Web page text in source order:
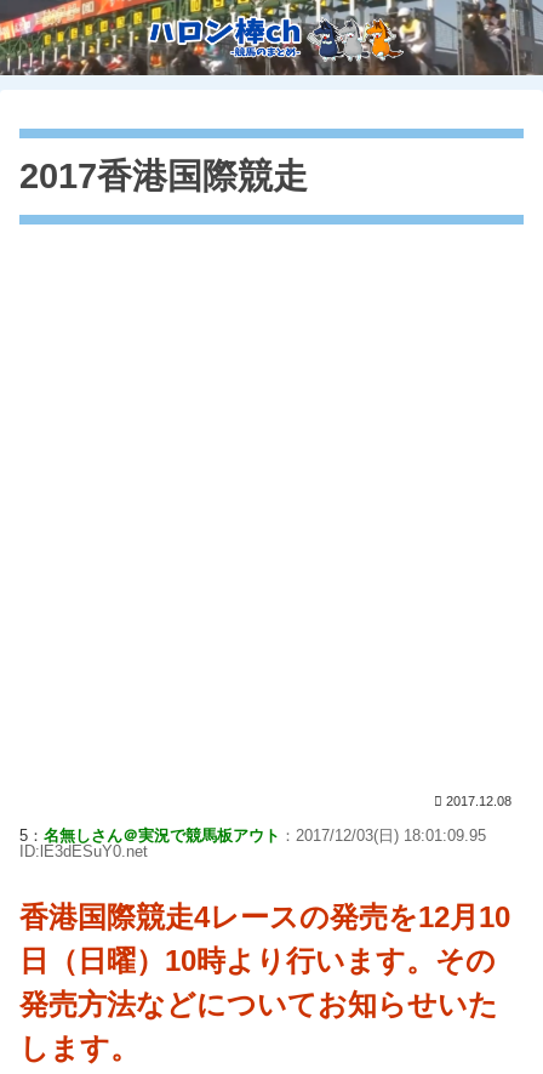
2017香港国際競走
2017.12.08
5： 名無しさん＠実況で競馬板アウト ：2017/12/03(日) 18:01:09.95
ID:lE3dESuY0.net
香港国際競走4レースの発売を12月10
日（日曜）10時より行います。その
発売方法などについてお知らせいた
します。